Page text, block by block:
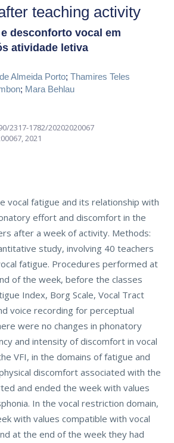
teaching activity
desconforto vocal em
atividade letiva
Almeida Porto; Thamires Teles
; Mara Behlau
2317-1782/20202020067
2021
vocal fatigue and its relationship with
effort and discomfort in the
after a week of activity. Methods:
study, involving 40 teachers
fatigue. Procedures performed at
of the week, before the classes
Index, Borg Scale, Vocal Tract
voice recording for perceptual
were no changes in phonatory
and intensity of discomfort in vocal
VFI, in the domains of fatigue and
discomfort associated with the
and ended the week with values
In the vocal restriction domain,
with values compatible with vocal
at the end of the week they had